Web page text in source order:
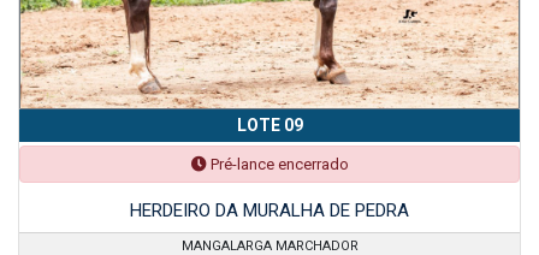
LOTE 09
Pré-lance encerrado
HERDEIRO DA MURALHA DE PEDRA
MANGALARGA MARCHADOR